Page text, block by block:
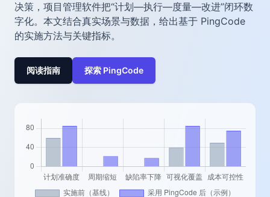
决策，项目管理软件把“计划—执行—度量—改进”闭环数
字化。本文结合真实场景与数据，给出基于 PingCode
的实施方法与关键指标。
阅读指南 探索 PingCode